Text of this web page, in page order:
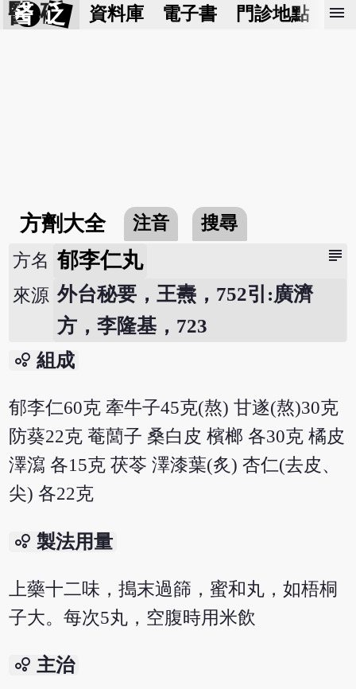
醫 砭 資料庫 電子書 門診地點 預
menu
方劑大全 注音 搜尋
subject
方名 郁李仁丸
來源 外台秘要，王燾，752引:廣濟
方，李隆基，723
bubble_chart 組成
郁李仁60克 牽牛子45克(熬) 甘遂(熬)30克
防葵22克 菴䕡子 桑白皮 檳榔 各30克 橘皮
澤瀉 各15克 茯苓 澤漆葉(炙) 杏仁(去皮、
尖) 各22克
bubble_chart 製法用量
上藥十二味，搗末過篩，蜜和丸，如梧桐
子大。每次5丸，空腹時用米飲
bubble_chart 主治